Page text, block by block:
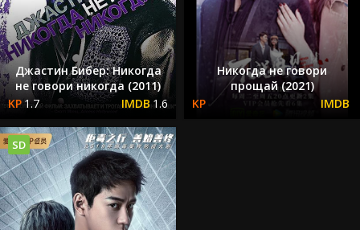
Джастин Бибер: Никогда
не говори никогда (2011)
1.7
1.6
Никогда не говори
прощай (2021)
SD